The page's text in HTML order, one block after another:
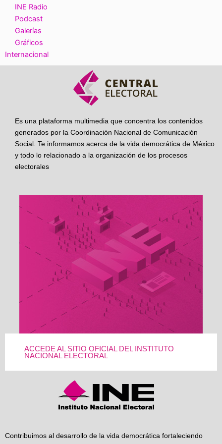
INE Radio
Podcast
Galerías
Gráficos
Internacional
Es una plataforma multimedia que concentra los contenidos
generados por la Coordinación Nacional de Comunicación
Social. Te informamos acerca de la vida democrática de México
y todo lo relacionado a la organización de los procesos
electorales
ACCEDE AL SITIO OFICIAL DEL INSTITUTO
NACIONAL ELECTORAL
Contribuimos al desarrollo de la vida democrática fortaleciendo